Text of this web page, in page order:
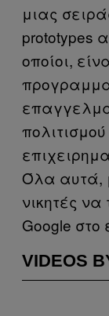
μιας
prototypes
οποίοι,
Όλα αυτά,
νικητές να
Google στο
VIDEOS